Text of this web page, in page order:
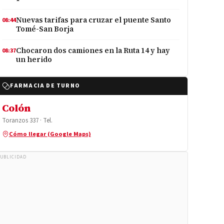
08:44Nuevas tarifas para cruzar el puente Santo
Tomé-San Borja
08:37Chocaron dos camiones en la Ruta 14 y hay
un herido
FARMACIA DE TURNO
Colón
Toranzos 337 · Tel.
Cómo llegar (Google Maps)